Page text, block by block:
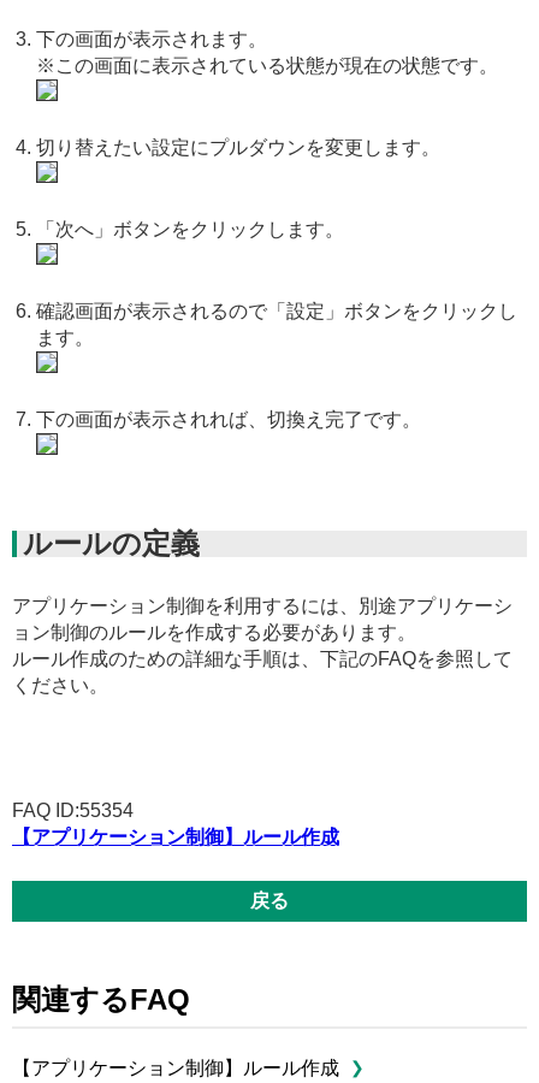
下の画面が表示されます。
※この画面に表示されている状態が現在の状態です。
切り替えたい設定にプルダウンを変更します。
「次へ」ボタンをクリックします。
確認画面が表示されるので「設定」ボタンをクリックし
ます。
下の画面が表示されれば、切換え完了です。
ルールの定義
アプリケーション制御を利用するには、別途アプリケーシ
ョン制御のルールを作成する必要があります。
ルール作成のための詳細な手順は、下記のFAQを参照して
ください。
FAQ ID:55354
【アプリケーション制御】ルール作成
戻る
関連するFAQ
【アプリケーション制御】ルール作成